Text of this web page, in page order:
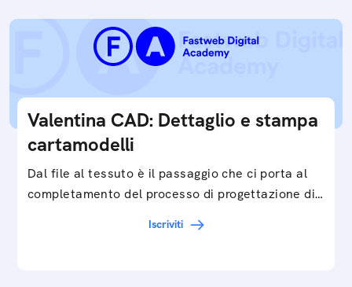
Valentina CAD: Dettaglio e stampa
cartamodelli
Dal file al tessuto è il passaggio che ci porta al
completamento del processo di progettazione di
Iscriviti